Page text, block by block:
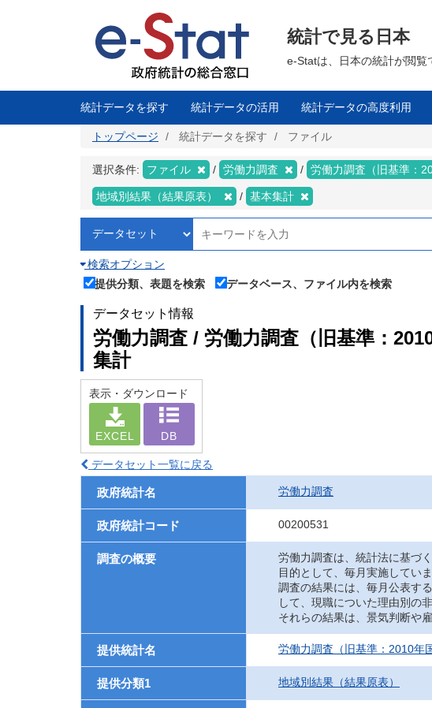
に
統計で見る日本
e-Statは、日本の統計が閲覧
統計データを探す 統計データの活用 統計データの高度利用
トップページ 統計データを探す ファイル
選択条件: ファイル 労働力調査 労働力調査（旧基準：
地域別結果（結果原表） 基本集計
検索オプション
提供分類、表題を検索
データベース、ファイル内を検索
データセット情報
労働力調査 / 労働力調査（旧基準：
集計
表示・ダウンロード
EXCEL DB
データセット一覧に戻る
政府統計名 労働力調査
政府統計コード 00200531
調査の概要
労働力調査は、統計法に基づ
目的として、毎月実施していま
調査の結果には、毎月公表す
して、現職についた理由別の
それらの結果は、景気判断や
提供統計名 労働力調査（旧基準：2010年
提供分類1 地域別結果（結果原表）